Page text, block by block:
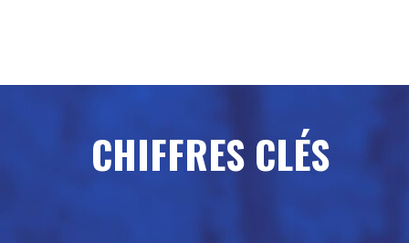
CHIFFRES CLÉS